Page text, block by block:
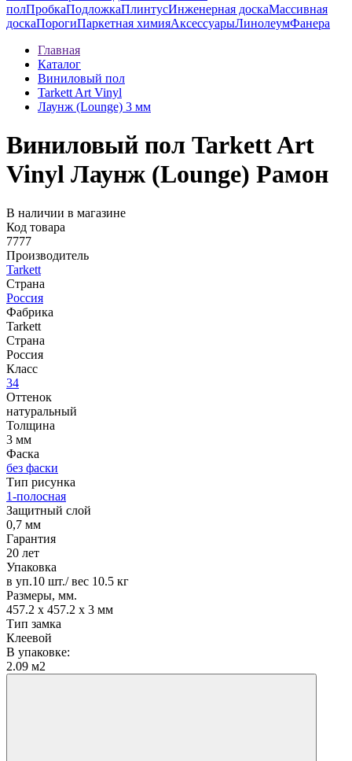
полПробкаПодложкаПлинтусИнженерная доскаМассивная
доскаПорогиПаркетная химияАксессуарыЛинолеумФанера
Главная
Каталог
Виниловый пол
Tarkett Art Vinyl
Лаунж (Lounge) 3 мм
Виниловый пол Tarkett Art
Vinyl Лаунж (Lounge) Рамон
В наличии в магазине
Код товара
7777
Производитель
Tarkett
Страна
Россия
Фабрика
Tarkett
Страна
Россия
Класс
34
Оттенок
натуральный
Толщина
3 мм
Фаска
без фаски
Тип рисунка
1-полосная
Защитный слой
0,7 мм
Гарантия
20 лет
Упаковка
в уп.10 шт./ вес 10.5 кг
Размеры, мм.
457.2 х 457.2 х 3 мм
Тип замка
Клеевой
В упаковке:
2.09 м2